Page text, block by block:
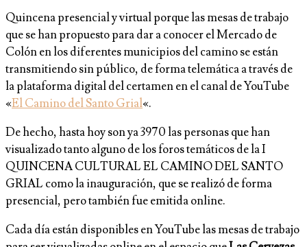
Quincena presencial y virtual porque las mesas de trabajo
que se han propuesto para dar a conocer el Mercado de
Colón en los diferentes municipios del camino se están
transmitiendo sin público, de forma telemática a través de
la plataforma digital del certamen en el canal de YouTube
«El Camino del Santo Grial«.
De hecho, hasta hoy son ya 3970 las personas que han
visualizado tanto alguno de los foros temáticos de la I
QUINCENA CULTURAL EL CAMINO DEL SANTO
GRIAL como la inauguración, que se realizó de forma
presencial, pero también fue emitida online.
Cada día están disponibles en YouTube las mesas de trabajo